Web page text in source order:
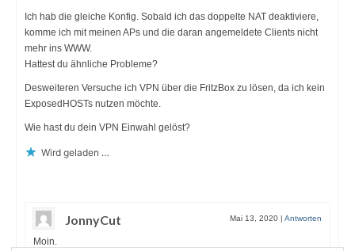
Ich hab die gleiche Konfig. Sobald ich das doppelte NAT deaktiviere,
komme ich mit meinen APs und die daran angemeldete Clients nicht
mehr ins WWW.
Hattest du ähnliche Probleme?
Desweiteren Versuche ich VPN über die FritzBox zu lösen, da ich kein
ExposedHOSTs nutzen möchte.
Wie hast du dein VPN Einwahl gelöst?
Wird geladen …
JonnyCut Mai 13, 2020 Antworten
Moin.